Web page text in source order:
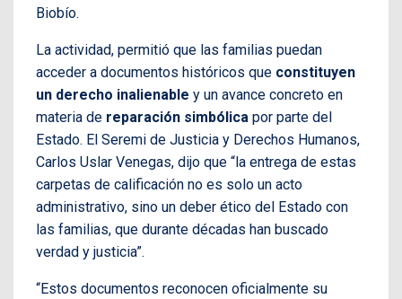
Biobío.
La actividad, permitió que las familias puedan
acceder a documentos históricos que constituyen
un derecho inalienable y un avance concreto en
materia de reparación simbólica por parte del
Estado. El Seremi de Justicia y Derechos Humanos,
Carlos Uslar Venegas, dijo que “la entrega de estas
carpetas de calificación no es solo un acto
administrativo, sino un deber ético del Estado con
las familias, que durante décadas han buscado
verdad y justicia”.
“Estos documentos reconocen oficialmente su